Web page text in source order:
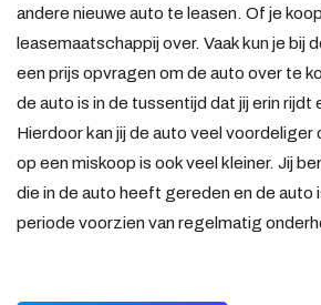
andere nieuwe auto te leasen. Of je
leasemaatschappij over. Vaak kun je bij
een prijs opvragen om de auto over te
de auto is in de tussentijd dat jij erin rijdt
Hierdoor kan jij de auto veel voordeliger
op een miskoop is ook veel kleiner. Jij
die in de auto heeft gereden en de auto
periode voorzien van regelmatig